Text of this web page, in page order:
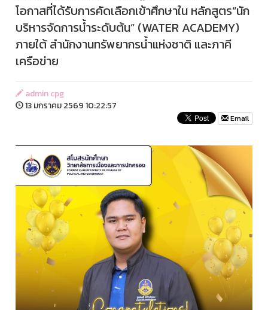
โอกาสที่ได้รับการคัดเลือกเข้าศึกษาใน หลักสูตร“นัก
บริหารจัดการน้ำระดับต้น” (WATER ACADEMY)
ภายใต้ สำนักงานทรัพยากรน้ำแห่งชาติ และภาคี
เครือข่าย
admin cpg
13 มกราคม 2569 10:22:57
Email